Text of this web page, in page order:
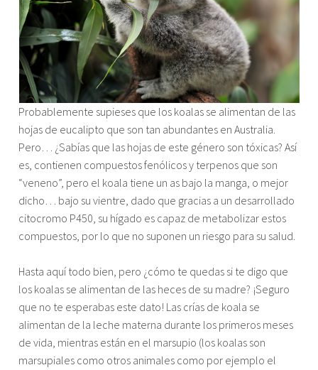
Probablemente supieses que los koalas se alimentan de las
hojas de eucalipto que son tan abundantes en Australia.
Pero… ¿Sabías que las hojas de este género son tóxicas? Así
es, contienen compuestos fenólicos y terpenos que son
“veneno”, pero el koala tiene un as bajo la manga, o mejor
dicho… bajo su vientre, dado que gracias a un desarrollado
citocromo P450, su hígado es capaz de metabolizar estos
compuestos, por lo que no suponen un riesgo para su salud.
Hasta aquí todo bien, pero ¿cómo te quedas si te digo que
los koalas se alimentan de las heces de su madre? ¡Seguro
que no te esperabas este dato! Las crías de koala se
alimentan de la leche materna durante los primeros meses
de vida, mientras están en el marsupio (los koalas son
marsupiales como otros animales como por ejemplo el